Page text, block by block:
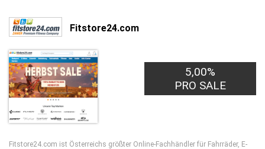
Fitstore24.com
5,00%
PRO SALE
Fitstore24.com ist Österreichs größter Online-Fachhändler für Fahrräder, E-